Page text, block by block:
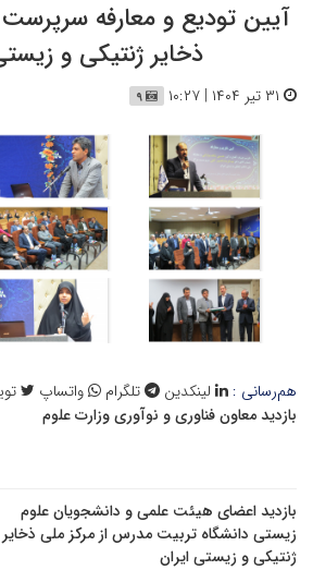
آیین تودیع و معارفه
ذخایر ژنتیکی و
هم‌رسانی : لینکدین تلگرام واتساپ
بازدید معاون فناوری و نوآوری وزارت علوم
بازدید اعضای هیئت علمی و دانشجویان علوم
زیستی دانشگاه تربیت مدرس از مرکز ملی ذخایر
ژنتیکی و زیستی ایران